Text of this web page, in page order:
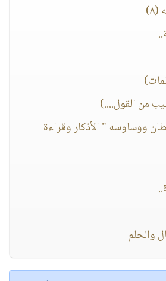
من القول....)
ووساوسه " الأذكار وقراءة
والحلم